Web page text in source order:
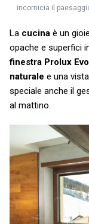
incornicia il
La cucina è un
opache e superfici
finestra Prolux
naturale e una
speciale anche il
al mattino.